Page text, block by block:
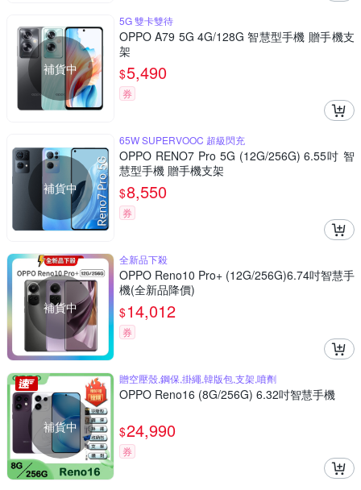
補貨中
5G 雙卡雙待
OPPO A79 5G 4G/128G 智慧型手機 贈手機支
架
$5,490
券
補貨中
65W SUPERVOOC 超級閃充
OPPO RENO7 Pro 5G (12G/256G) 6.55吋 智
慧型手機 贈手機支架
$8,550
券
補貨中
全新品下殺
OPPO Reno10 Pro+ (12G/256G)6.74吋智慧手
機(全新品降價)
$14,012
券
補貨中
贈空壓殼,鋼保,掛繩,韓版包,支架,噴劑
OPPO Reno16 (8G/256G) 6.32吋智慧手機
$24,990
券